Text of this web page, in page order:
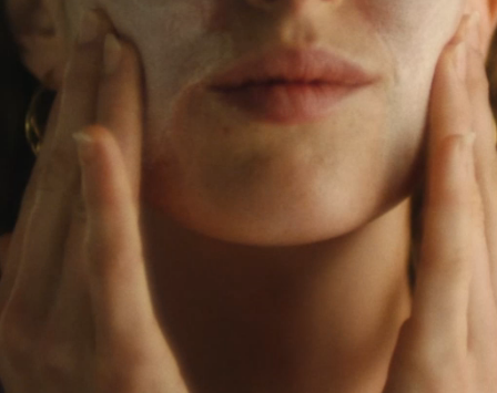
我的地址
我的訂閱
issa™ Teeth Whitening Set
FAQ™ Dual LED Panel
Türkçe
繁體中文
發貨國家
美國 預計送達日期
預計送達日期
預計送達日期
預計送達日期